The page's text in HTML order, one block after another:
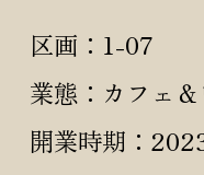
区画：1-07
業態：カフェ
開業時期：